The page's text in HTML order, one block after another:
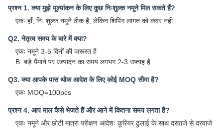
प्रश्न 1. क्या मुझे मूल्यांकन के लिए कुछ निःशुल्क नमूने मिल सकते हैं?
एकः हाँ, निः शुल्क नमूने ठीक हैं, लेकिन शिपिंग लागत को कवर नहीं
Q2. नेतृत्व समय के बारे में क्या?
एकः नमूने 3-5 दिनों की जरूरत है
B: बड़े पैमाने पर उत्पादन का समय लगभग 2-3 सप्ताह है
Q3. क्या आपके पास थोक आदेश के लिए कोई MOQ सीमा है?
एकः MOQ=100pcs
प्रश्न 4. आप माल कैसे भेजते हैं और आने में कितना समय लगता है?
एकः नमूने और छोटी मात्रा परीक्षण आदेशः कूरियर ढुलाई के साथ दरवाजे से दरवाजे